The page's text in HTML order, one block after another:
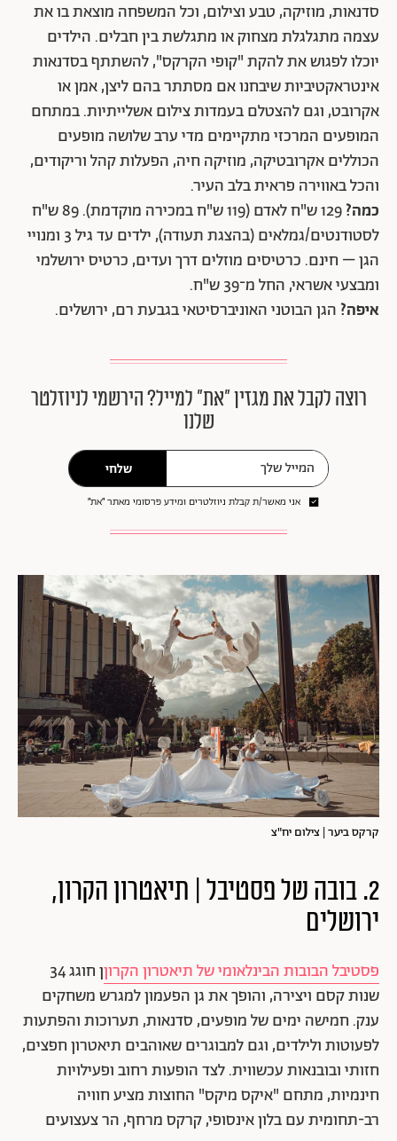
סדנאות, מוזיקה, טבע וצילום, וכל המשפחה מוצאת בו את
עצמה מתגלגלת מצחוק או מתגלשת בין חבלים. הילדים
יוכלו לפגוש את להקת "קופי הקרקס", להשתתף בסדנאות
אינטראקטיביות שיבחנו אם מסתתר בהם ליצן, אמן או
אקרובט, וגם להצטלם בעמדות צילום אשלייתיות. במתחם
המופעים המרכזי מתקיימים מדי ערב שלושה מופעים
הכוללים אקרובטיקה, מוזיקה חיה, הפעלות קהל וריקודים,
והכל באווירה פראית בלב העיר.
כמה?
129 ש"ח לאדם (119 ש"ח במכירה מוקדמת). 89 ש"ח
לסטודנטים/גמלאים (בהצגת תעודה), ילדים עד גיל 3 ומנויי
הגן – חינם. כרטיסים מוזלים דרך ועדים, כרטיס ירושלמי
ומבצעי אשראי, החל מ־39 ש"ח.
איפה? הגן הבוטני האוניברסיטאי בגבעת רם, ירושלים.
רוצה לקבל את מגזין ״את״ למייל? הירשמי לניוזלטר
שלנו
שלחי
אני מאשר/ת קבלת ניוזלטרים ומידע פרסומי מאתר ״את״
קרקס ביער | צילום יח"צ
2. בובה של פסטיבל | תיאטרון הקרון,
ירושלים
פסטיבל הבובות הבינלאומי של תיאטרון הקרון
ן חוגג 34
שנות קסם ויצירה, והופך את גן הפעמון למגרש משחקים
ענק. חמישה ימים של מופעים, סדנאות, תערוכות והפתעות
לפעוטות ולילדים, וגם למבוגרים שאוהבים תיאטרון חפצים,
חזותי ובובנאות עכשווית. לצד הופעות רחוב ופעילויות
חינמיות, מתחם "איקס מיקס" החוצות מציע חוויה
רב-תחומית עם בלון אינסופי, קרקס מרחף, הר צעצועים